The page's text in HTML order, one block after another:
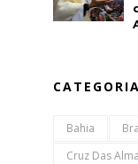
Bahia
Cruz Das